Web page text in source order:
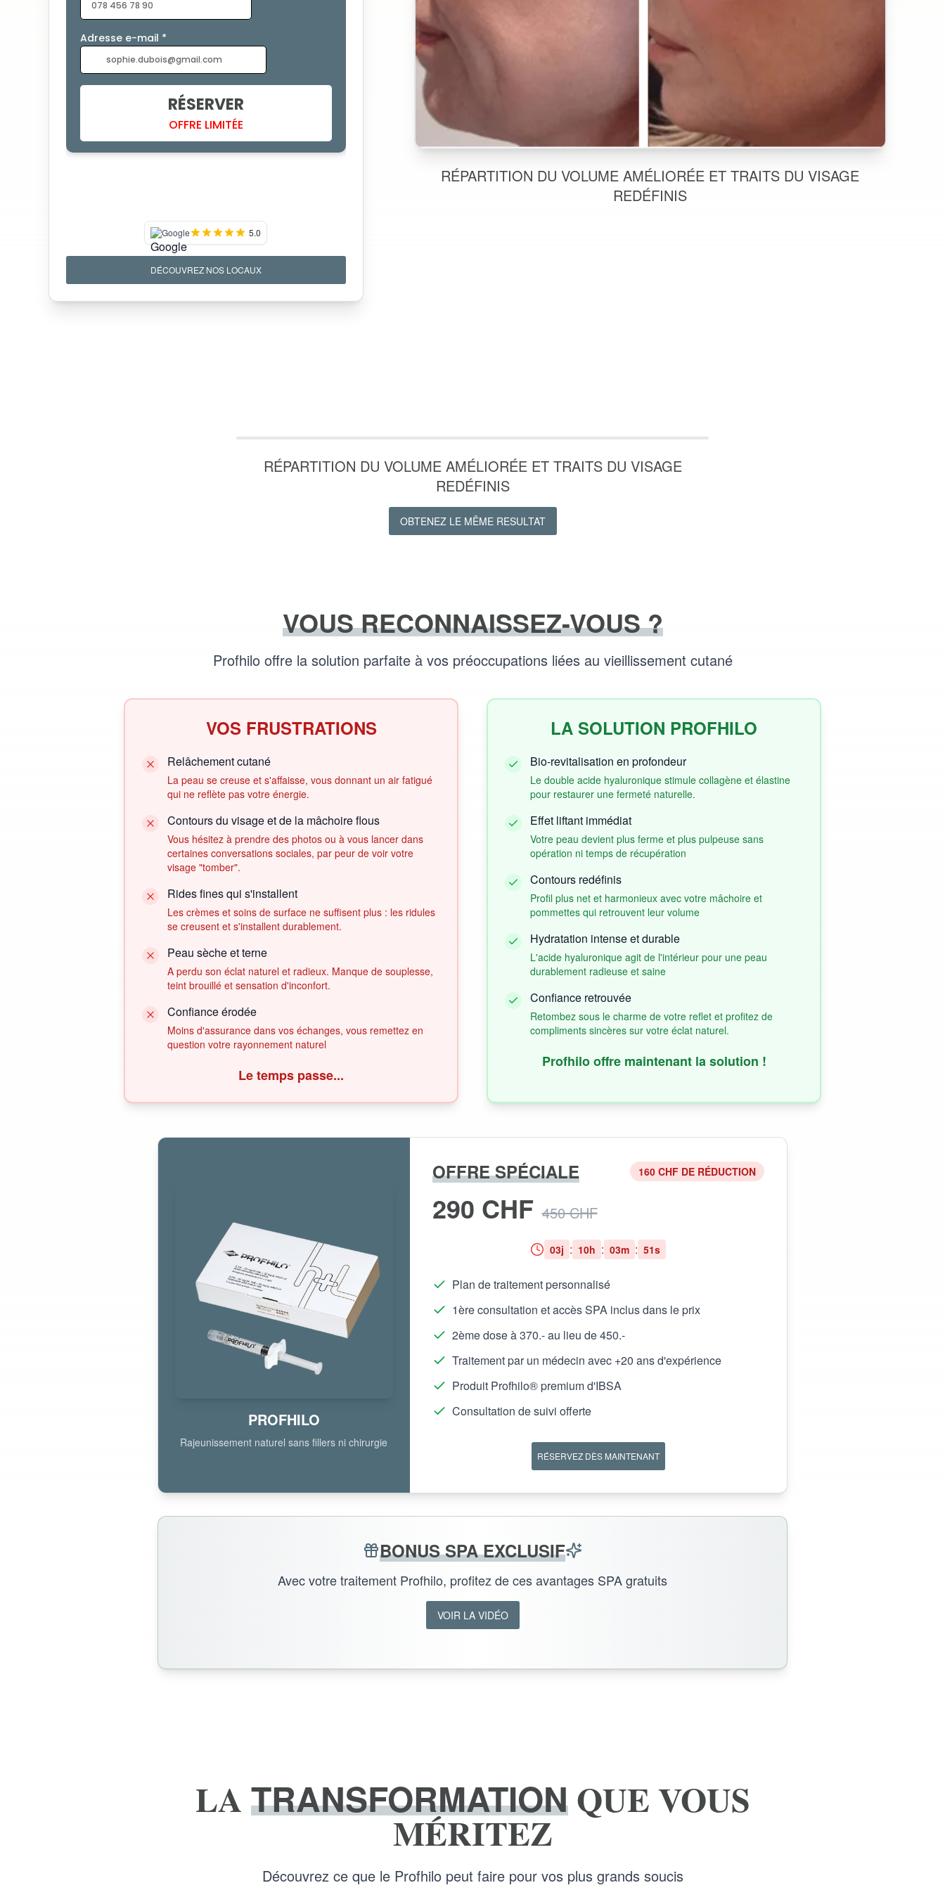
Google 5.0
DÉCOUVREZ NOS LOCAUX
RÉPARTITION DU VOLUME AMÉLIORÉE ET TRAITS DU VISAGE
REDÉFINIS
RÉPARTITION DU VOLUME AMÉLIORÉE ET TRAITS DU VISAGE
REDÉFINIS
OBTENEZ LE MÊME RESULTAT
VOUS RECONNAISSEZ-VOUS ?
Profhilo offre la solution parfaite à vos préoccupations liées au vieillissement cutané
VOS FRUSTRATIONS
Relâchement cutané
La peau se creuse et s'affaisse, vous donnant un air fatigué
qui ne reflète pas votre énergie.
Contours du visage et de la mâchoire flous
Vous hésitez à prendre des photos ou à vous lancer dans
certaines conversations sociales, par peur de voir votre
visage "tomber".
Rides fines qui s'installent
Les crèmes et soins de surface ne suffisent plus : les ridules
se creusent et s'installent durablement.
Peau sèche et terne
A perdu son éclat naturel et radieux. Manque de souplesse,
teint brouillé et sensation d'inconfort.
Confiance érodée
Moins d'assurance dans vos échanges, vous remettez en
question votre rayonnement naturel
Le temps passe...
LA SOLUTION PROFHILO
Bio-revitalisation en profondeur
Le double acide hyaluronique stimule collagène et élastine
pour restaurer une fermeté naturelle.
Effet liftant immédiat
Votre peau devient plus ferme et plus pulpeuse sans
opération ni temps de récupération
Contours redéfinis
Profil plus net et harmonieux avec votre mâchoire et
pommettes qui retrouvent leur volume
Hydratation intense et durable
L'acide hyaluronique agit de l'intérieur pour une peau
durablement radieuse et saine
Confiance retrouvée
Retombez sous le charme de votre reflet et profitez de
compliments sincères sur votre éclat naturel.
Profhilo offre maintenant la solution !
PROFHILO
Rajeunissement naturel sans fillers ni chirurgie
OFFRE SPÉCIALE 160 CHF DE RÉDUCTION
290 CHF 450 CHF
03j : 10h : 03m : 50s
Plan de traitement personnalisé
1ère consultation et accès SPA inclus dans le prix
2ème dose à 370.- au lieu de 450.-
Traitement par un médecin avec +20 ans d'expérience
Produit Profhilo® premium d'IBSA
Consultation de suivi offerte
RÉSERVEZ DÈS MAINTENANT
BONUS SPA EXCLUSIF
Avec votre traitement Profhilo, profitez de ces avantages SPA gratuits
VOIR LA VIDÉO
LA TRANSFORMATIONQUE VOUS
MÉRITEZ
Découvrez ce que le Profhilo peut faire pour vos plus grands soucis